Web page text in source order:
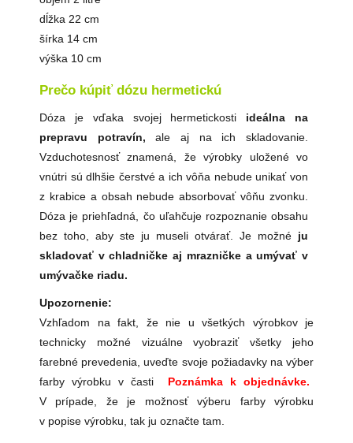
dĺžka 22 cm
šírka 14 cm
výška 10 cm
Prečo kúpiť dózu hermetickú
Dóza je vďaka svojej hermetickosti ideálna na
prepravu potravín,ale aj na ich skladovanie.
Vzduchotesnosť znamená, že výrobky uložené vo
vnútri sú dlhšie čerstvé a ich vôňa nebude unikať von
z krabice a obsah nebude absorbovať vôňu zvonku.
Dóza je priehľadná, čo uľahčuje rozpoznanie obsahu
bez toho, aby ste ju museli otvárať. Je možné ju
skladovať v chladničke aj mrazničke a umývať v
umývačke riadu.
Upozornenie:
Vzhľadom na fakt, že nie u všetkých výrobkov je
technicky možné vizuálne vyobraziť všetky jeho
farebné prevedenia, uveďte svoje požiadavky na výber
farby výrobku v časti Poznámka k objednávke.
V prípade, že je možnosť výberu farby výrobku
v popise výrobku, tak ju označte tam.